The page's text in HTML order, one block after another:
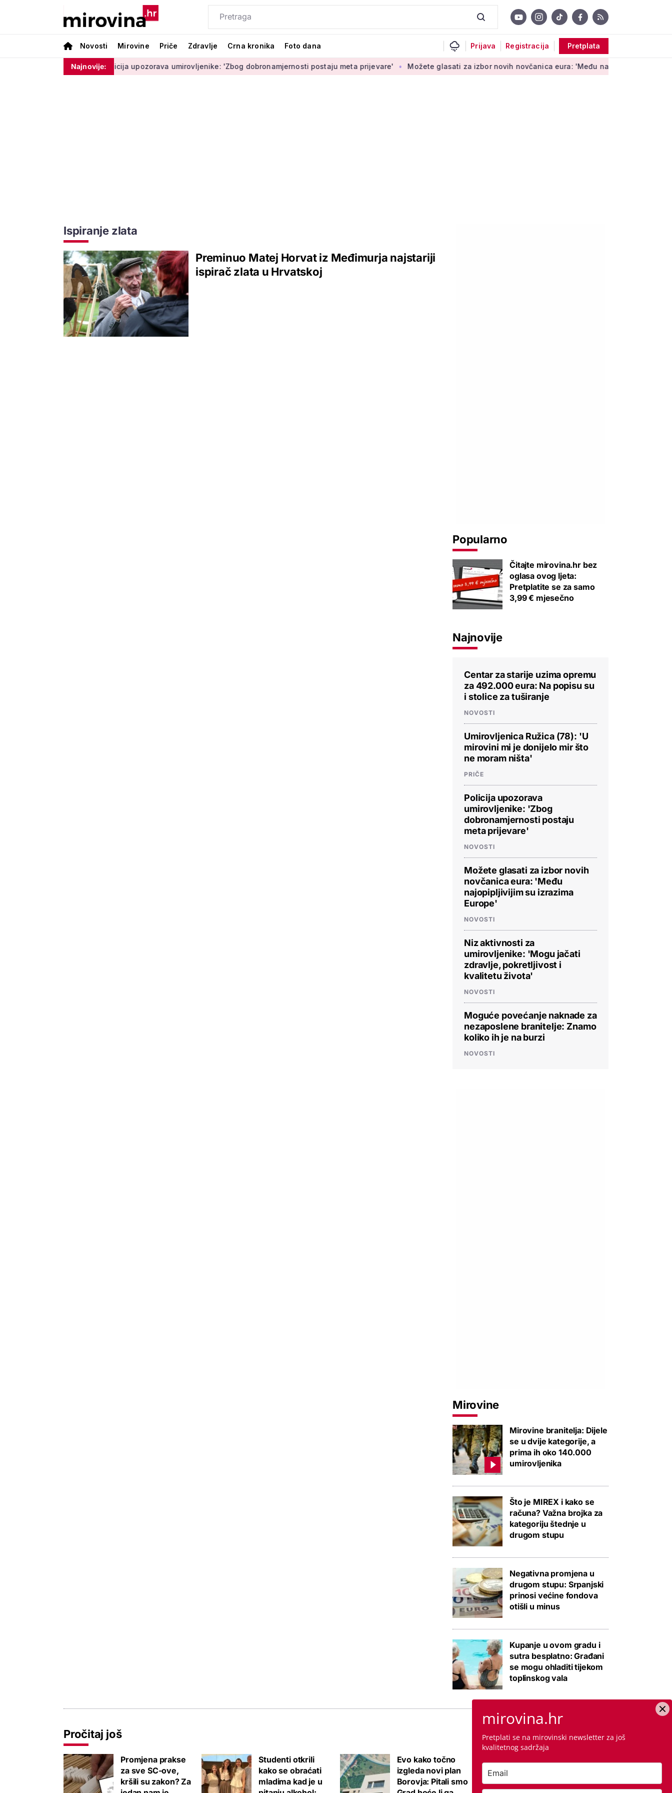
Novosti Mirovine Priče Zdravlje Crna kronika Foto dana Prijava Registracija Pretplata
Najnovije:
Policija upozorava umirovljenike: 'Zbog dobronamjernosti postaju meta prijevare' Možete glasati za izbor novih novčanica eura: 'Među najopipljivijim su izrazima
Ispiranje zlata
Preminuo Matej Horvat iz Međimurja najstariji
ispirač zlata u Hrvatskoj
Popularno
Čitajte mirovina.hr bez
oglasa ovog ljeta:
Pretplatite se za samo
3,99 € mjesečno
Najnovije
Centar za starije uzima opremu
za 492.000 eura: Na popisu su
i stolice za tuširanje
NOVOSTI
Umirovljenica Ružica (78): 'U
mirovini mi je donijelo mir što
ne moram ništa'
PRIČE
Policija upozorava
umirovljenike: 'Zbog
dobronamjernosti postaju
meta prijevare'
NOVOSTI
Možete glasati za izbor novih
novčanica eura: 'Među
najopipljivijim su izrazima
Europe'
NOVOSTI
Niz aktivnosti za
umirovljenike: 'Mogu jačati
zdravlje, pokretljivost i
kvalitetu života'
NOVOSTI
Moguće povećanje naknade za
nezaposlene branitelje: Znamo
koliko ih je na burzi
NOVOSTI
Mirovine
Mirovine branitelja: Dijele
se u dvije kategorije, a
prima ih oko 140.000
umirovljenika
Što je MIREX i kako se
računa? Važna brojka za
kategoriju štednje u
drugom stupu
Negativna promjena u
drugom stupu: Srpanjski
prinosi većine fondova
otišli u minus
Kupanje u ovom gradu i
sutra besplatno: Građani
se mogu ohladiti tijekom
toplinskog vala
Pročitaj još
Promjena prakse
za sve SC-ove,
kršili su zakon? Za
Studenti otkrili
kako se obraćati
mladima kad je u
Evo kako točno
izgleda novi plan
Borovja: Pitali smo
znamo i da li ste
mirovina.hr
Pretplati se na mirovinski newsletter za još
kvalitetnog sadržaja